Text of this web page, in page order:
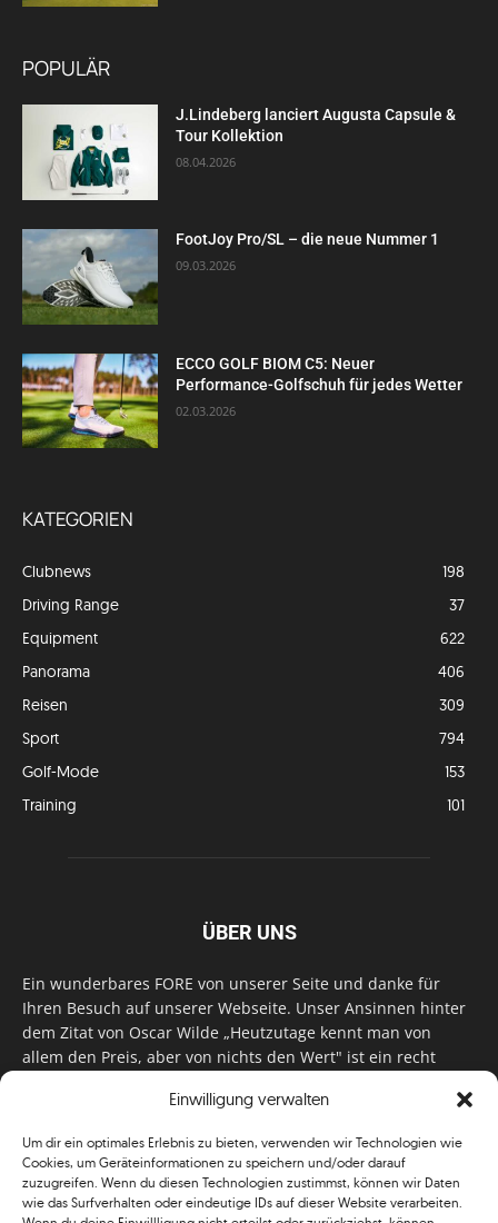
Einwilligung verwalten
Um dir ein optimales Erlebnis zu bieten, verwenden wir Technologien wie
Cookies, um Geräteinformationen zu speichern und/oder darauf
zuzugreifen. Wenn du diesen Technologien zustimmst, können wir Daten
wie das Surfverhalten oder eindeutige IDs auf dieser Website verarbeiten.
POPULÄR
J.Lindeberg lanciert Augusta Capsule &
Tour Kollektion
08.04.2026
FootJoy Pro/SL – die neue Nummer 1
09.03.2026
ECCO GOLF BIOM C5: Neuer
Performance-Golfschuh für jedes Wetter
02.03.2026
KATEGORIEN
Clubnews
198
Driving Range
37
Equipment
622
Panorama
406
Reisen
309
Sport
794
Golf-Mode
153
Training
101
ÜBER UNS
Ein wunderbares FORE von unserer Seite und danke für
Ihren Besuch auf unserer Webseite. Unser Ansinnen hinter
dem Zitat von Oscar Wilde „Heutzutage kennt man von
allem den Preis, aber von nichts den Wert" ist ein recht
für Monat unser Bestes, um Sie mit außergewöhnlichen
zu versorgen. Im Magazin, auf unserer Website & auf
unseren Social Media Plattformen! Das verdient im
klassischen Wortsinn nicht nur Anerkennung!